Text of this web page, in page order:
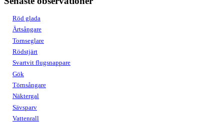
Röd glada
Ärtsångare
Tornseglare
Rödstjärt
Svartvit flugsnappare
Gök
Törnsångare
Näktergal
Sävsparv
Vattenrall